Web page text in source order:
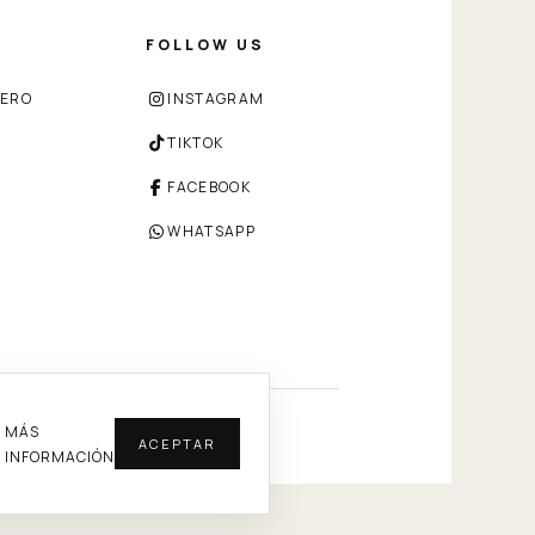
FOLLOW US
INSTAGRAM
TIKTOK
FACEBOOK
WHATSAPP
MÁS
INFORMACIÓN
ACEPTAR